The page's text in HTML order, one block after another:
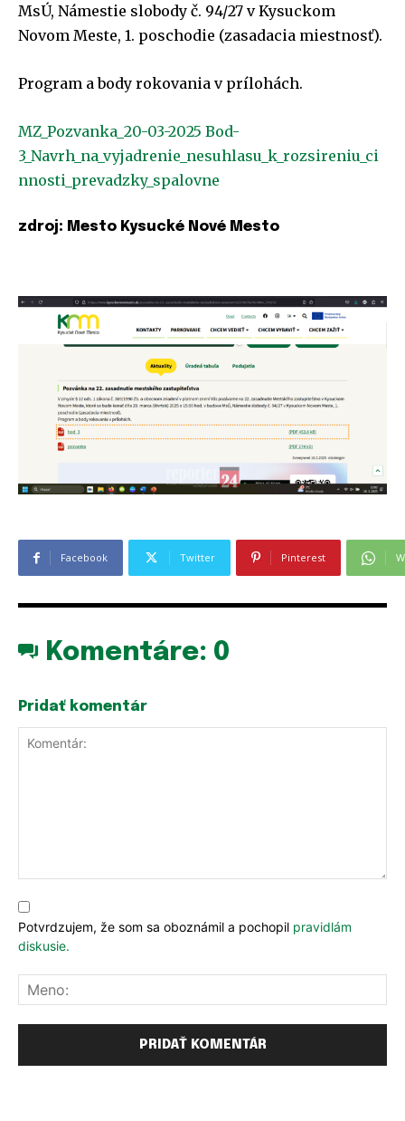
MsÚ, Námestie slobody č. 94/27 v Kysuckom
Novom Meste, 1. poschodie (zasadacia miestnosť).
Program a body rokovania v prílohách.
MZ_Pozvanka_20-03-2025 Bod-
3_Navrh_na_vyjadrenie_nesuhlasu_k_rozsireniu_ci
nnosti_prevadzky_spalovne
zdroj: Mesto Kysucké Nové Mesto
Facebook Twitter Pinterest
Komentáre: 0
Pridať komentár
Potvrdzujem, že som sa oboznámil a pochopil pravidlám
diskusie.